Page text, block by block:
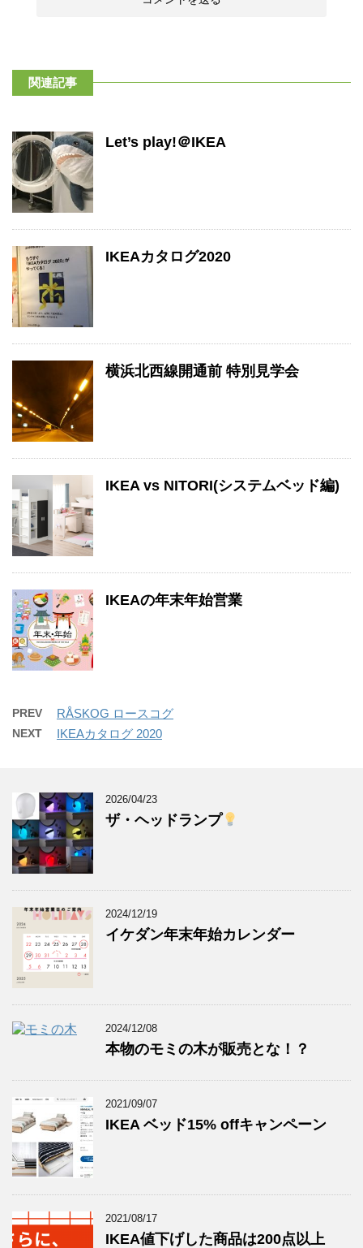
関連記事
Let’s play!＠IKEA
IKEAカタログ2020
横浜北西線開通前 特別見学会
IKEA vs NITORI(システムベッド編)
IKEAの年末年始営業
PREV RÅSKOG ロースコグ
NEXT IKEAカタログ 2020
2026/04/23
ザ・ヘッドランプ
2024/12/19
イケダン年末年始カレンダー
2024/12/08
本物のモミの木が販売とな！？
2021/09/07
IKEA ベッド15% offキャンペーン
2021/08/17
IKEA値下げした商品は200点以上